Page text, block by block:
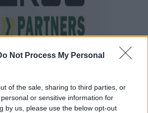
Not Process My Personal
of the sale, sharing to third parties, or
or sensitive information for
by us, please use the below opt-out